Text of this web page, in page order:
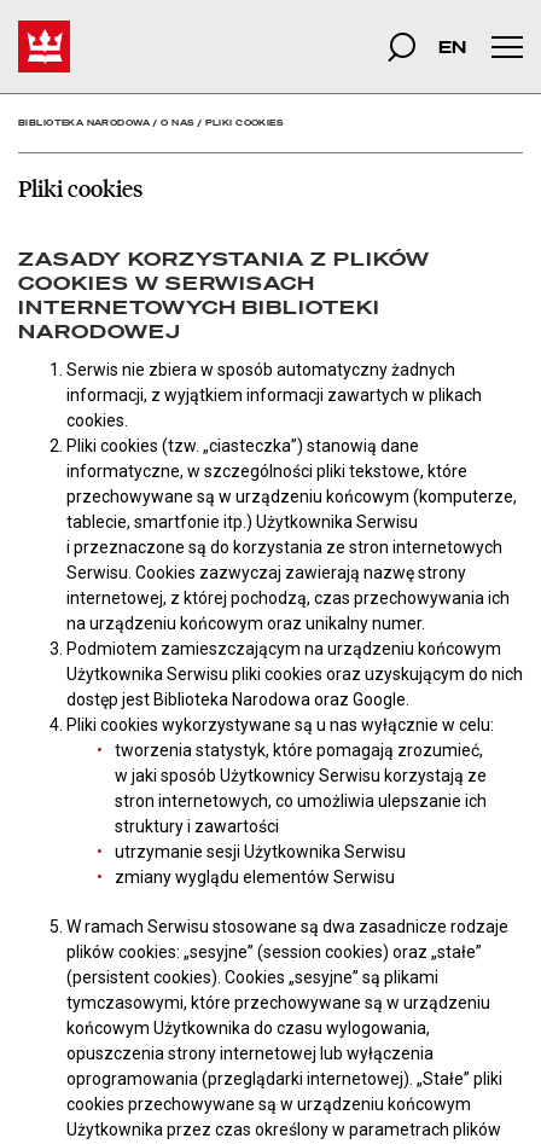
Pliki cookies - Biblioteka
szukana fraza
Szukaj
EN
BIBLIOTEKA NARODOWA/O NAS/ PLIKI COOKIES
Pliki cookies
ZASADY KORZYSTANIA Z PLIKÓW
COOKIES W SERWISACH
INTERNETOWYCH BIBLIOTEKI
NARODOWEJ
Serwis nie zbiera w sposób automatyczny żadnych
informacji, z wyjątkiem informacji zawartych w plikach
cookies.
Pliki cookies (tzw. „ciasteczka”) stanowią dane
informatyczne, w szczególności pliki tekstowe, które
przechowywane są w urządzeniu końcowym (komputerze,
tablecie, smartfonie itp.) Użytkownika Serwisu
i przeznaczone są do korzystania ze stron internetowych
Serwisu. Cookies zazwyczaj zawierają nazwę strony
internetowej, z której pochodzą, czas przechowywania ich
na urządzeniu końcowym oraz unikalny numer.
Podmiotem zamieszczającym na urządzeniu końcowym
Użytkownika Serwisu pliki cookies oraz uzyskującym do nich
dostęp jest Biblioteka Narodowa oraz Google.
Pliki cookies wykorzystywane są u nas wyłącznie w celu:
tworzenia statystyk, które pomagają zrozumieć,
w jaki sposób Użytkownicy Serwisu korzystają ze
stron internetowych, co umożliwia ulepszanie ich
struktury i zawartości
utrzymanie sesji Użytkownika Serwisu
zmiany wyglądu elementów Serwisu
W ramach Serwisu stosowane są dwa zasadnicze rodzaje
plików cookies: „sesyjne” (session cookies) oraz „stałe”
(persistent cookies). Cookies „sesyjne” są plikami
tymczasowymi, które przechowywane są w urządzeniu
końcowym Użytkownika do czasu wylogowania,
opuszczenia strony internetowej lub wyłączenia
oprogramowania (przeglądarki internetowej). „Stałe” pliki
cookies przechowywane są w urządzeniu końcowym
Użytkownika przez czas określony w parametrach plików